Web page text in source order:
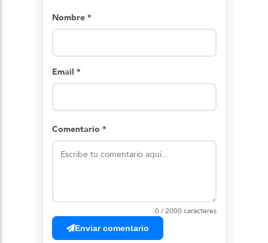
Nombre *
Email *
Comentario *
0 / 2000 caracteres
Enviar comentario